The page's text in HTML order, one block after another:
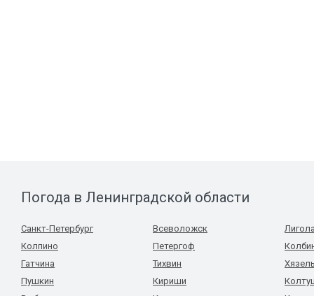
Погода в Ленинградской области
Санкт-Петербург
Колпино
Гатчина
Пушкин
Всеволожск
Петергоф
Тихвин
Кириши